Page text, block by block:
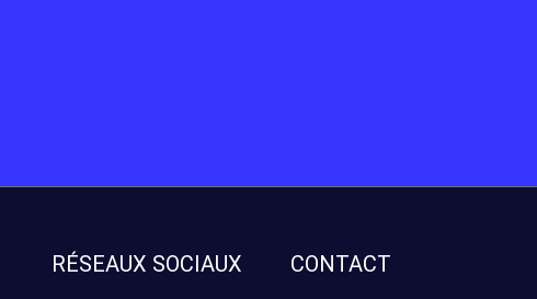
RÉSEAUX SOCIAUX CONTACT